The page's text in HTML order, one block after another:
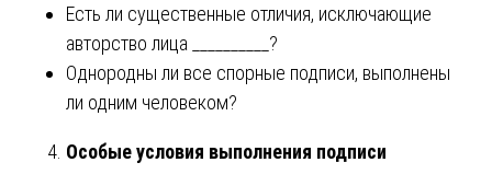
Есть ли существенные отличия, исключающие
авторство лица __________?
Однородны ли все спорные подписи, выполнены
ли одним человеком?
Особые условия выполнения подписи